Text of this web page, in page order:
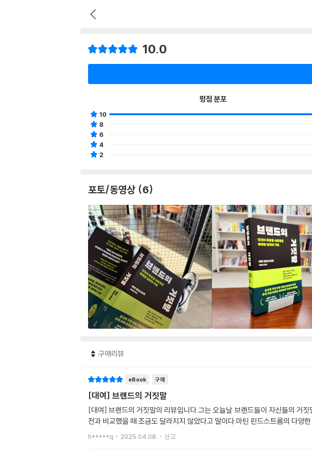
10.0
평점 분포
10
8
6
4
2
포토/동영상 (6)
구매리뷰
eBook 구매
[대여] 브랜드의 거짓말
[대여] 브랜드의 거짓말의 리뷰입니다.그는 오늘날 브랜드들이 자신들의 거
전과 비교했을 때 조금도 달라지지 않았다고 말이다.마틴 린드스트롬의 다양
h*****q 2025.04.08. 신고